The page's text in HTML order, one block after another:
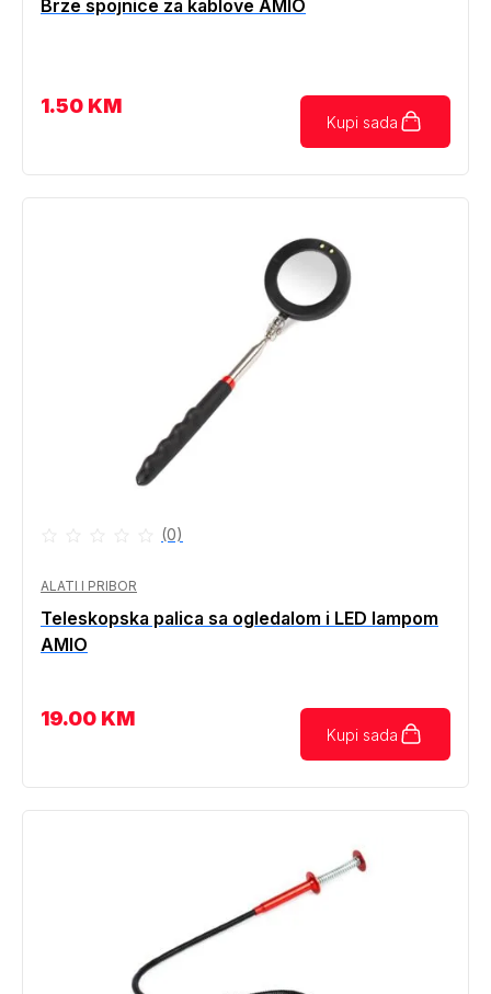
Brze spojnice za kablove AMIO
1.50 KM
Kupi sada
(0)
ALATI I PRIBOR
Teleskopska palica sa ogledalom i LED lampom
AMIO
19.00 KM
Kupi sada